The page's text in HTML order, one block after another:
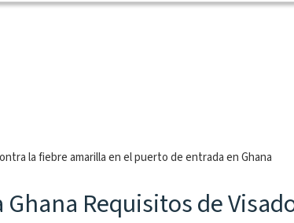
la fiebre amarilla en el puerto de entrada en Ghana
Requisitos de